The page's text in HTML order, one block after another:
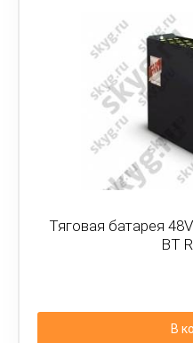
Тяговая батарея
BT
В